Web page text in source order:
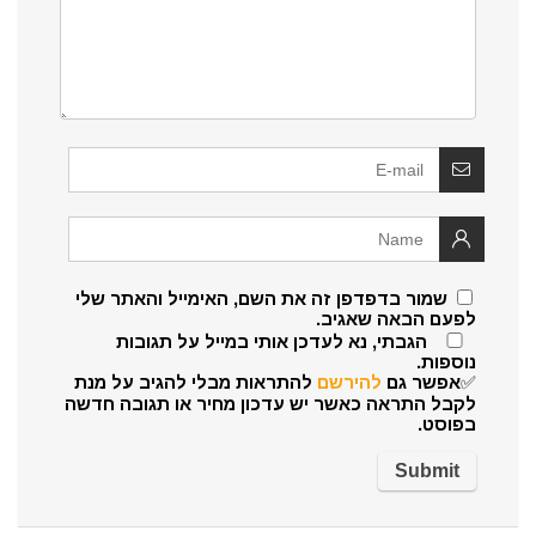
שמור בדפדפן זה את השם, האימייל והאתר שלי
לפעם הבאה שאגיב.
הגבתי, נא לעדכן אותי במייל על תגובות
נוספות.
✅אפשר גם להירשם להתראות מבלי להגיב על מנת
לקבל התראה כאשר יש עדכון מחיר או תגובה חדשה
בפוסט.